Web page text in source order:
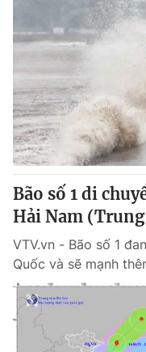
Bão số 1 di
Hải Nam
VTV.vn - Bão số 1
Quốc và sẽ mạnh